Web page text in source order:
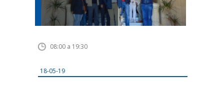
08:00 a 19:30
18-05-19